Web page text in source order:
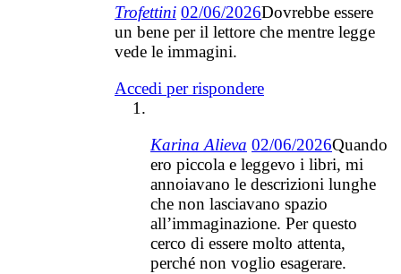
Trofettini 02/06/2026Dovrebbe essere
un bene per il lettore che mentre legge
vede le immagini.
Accedi per rispondere
Karina Alieva 02/06/2026Quando
ero piccola e leggevo i libri, mi
annoiavano le descrizioni lunghe
che non lasciavano spazio
allʼimmaginazione. Per questo
cerco di essere molto attenta,
perché non voglio esagerare.